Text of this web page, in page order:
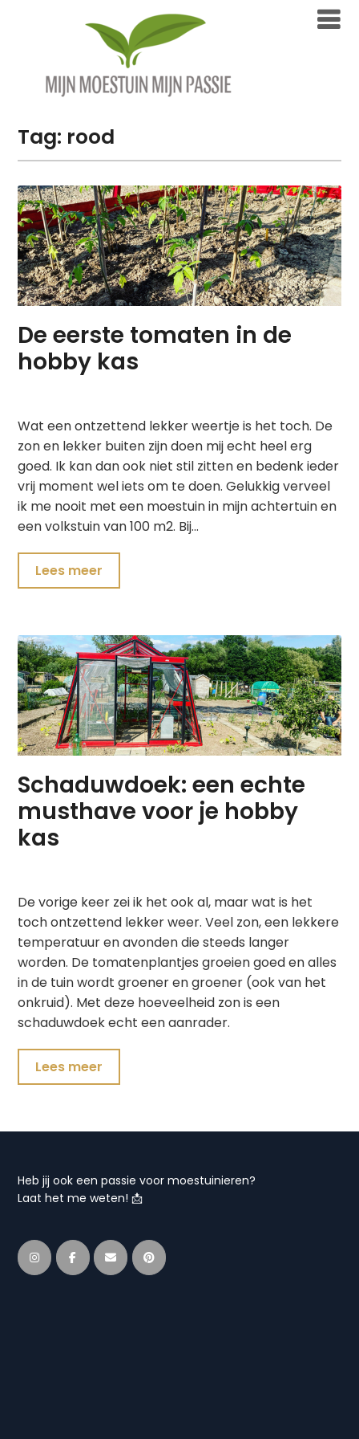
Tag: rood
De eerste tomaten in de
hobby kas
Wat een ontzettend lekker weertje is het toch. De
zon en lekker buiten zijn doen mij echt heel erg
goed. Ik kan dan ook niet stil zitten en bedenk ieder
vrij moment wel iets om te doen. Gelukkig verveel
ik me nooit met een moestuin in mijn achtertuin en
een volkstuin van 100 m2. Bij…
Lees meer
Schaduwdoek: een echte
musthave voor je hobby
kas
De vorige keer zei ik het ook al, maar wat is het
toch ontzettend lekker weer. Veel zon, een lekkere
temperatuur en avonden die steeds langer
worden. De tomatenplantjes groeien goed en alles
in de tuin wordt groener en groener (ook van het
onkruid). Met deze hoeveelheid zon is een
schaduwdoek echt een aanrader.
Lees meer
Heb jij ook een passie voor moestuinieren?
Laat het me weten! 📩